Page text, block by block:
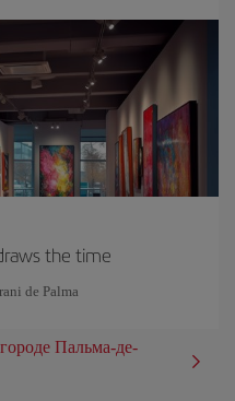
the time
de Palma
Пальма-де-